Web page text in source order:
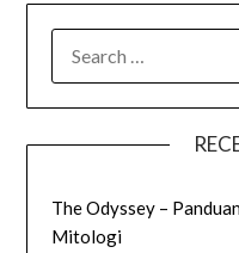
FOR:
The Odyssey –
Mitologi